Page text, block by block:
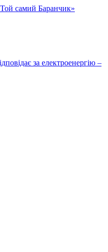
самий Баранчик»
за електроенергію –